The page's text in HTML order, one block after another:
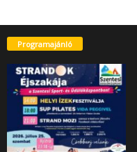
Programajánló